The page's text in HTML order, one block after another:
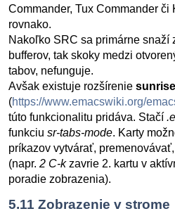
Commander, Tux Commander či
rovnako.
Nakoľko SRC sa primárne snaží
bufferov, tak skoky medzi
tabov, nefunguje.
Avšak existuje rozšírenie
(https://www.emacswiki.org/
túto funkcionalitu pridáva. Stačí
funkciu sr-tabs-mode. Karty
príkazov vytvárať,
(napr. 2 C-kzavrie 2. kartu v
poradie zobrazenia).
5.11 Zobrazenie v strome